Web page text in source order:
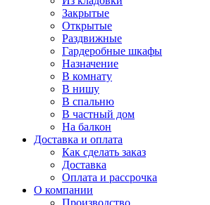
Закрытые
Открытые
Раздвижные
Гардеробные шкафы
Назначение
В комнату
В нишу
В спальню
В частный дом
На балкон
Доставка и оплата
Как сделать заказ
Доставка
Оплата и рассрочка
О компании
Производство